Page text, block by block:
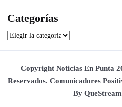
Categorías
Copyright Noticias En Punta
Reservados. Comunicadores
By